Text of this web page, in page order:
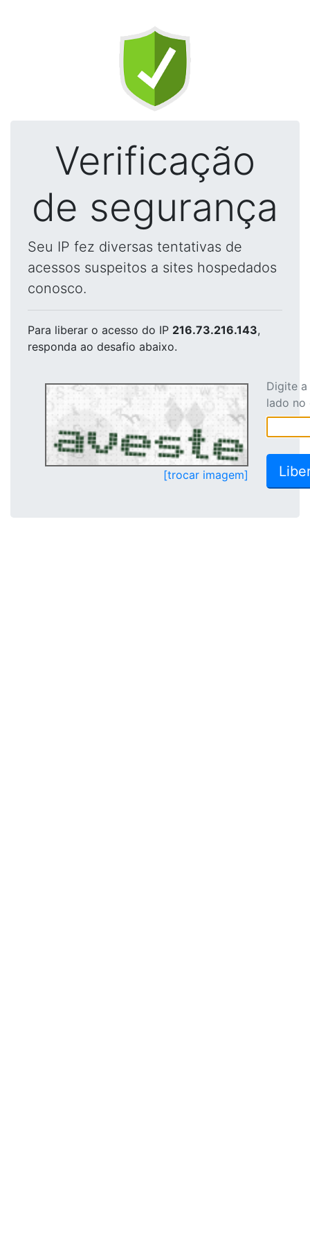
Verificação
de segurança
Seu IP fez diversas tentativas de
acessos suspeitos a sites hospedados
conosco.
Para liberar o acesso do IP 216.73.216.143,
responda ao desafio abaixo.
[trocar imagem]
Digite
lado no